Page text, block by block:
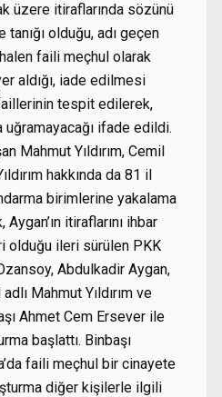
üzere itiraflarında sözünü
olduğu, adı geçen
faili meçhul olarak
aldığı, iade edilmesi
tespit edilerek,
uğramayacağı ifade edildi.
Mahmut Yıldırım, Cemil
hakkında da 81 il
birimlerine yakalama
Aygan’ın itiraflarını ihbar
olduğu ileri sürülen PKK
Abdulkadir Aygan,
adlı Mahmut Yıldırım ve
Ahmet Cem Ersever ile
başlattı. Binbaşı
faili meçhul bir cinayete
diğer kişilerle ilgili